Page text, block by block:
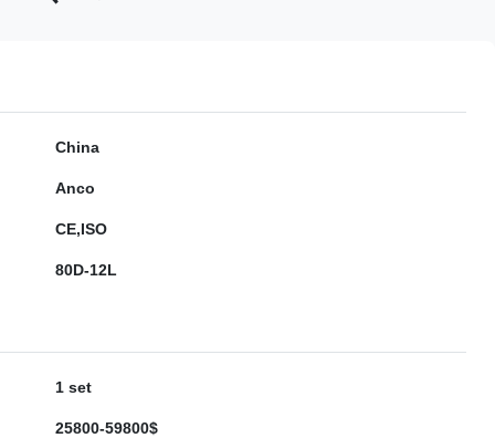
China
Anco
CE,ISO
80D-12L
1 set
25800-59800$